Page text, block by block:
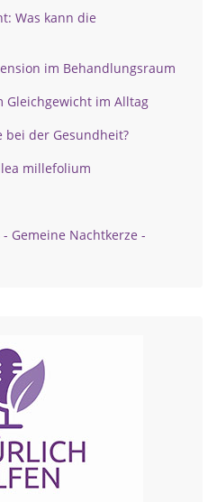
Was kann die
im Behandlungsraum
Gleichgewicht im Alltag
bei der Gesundheit?
millefolium
Gemeine Nachtkerze -